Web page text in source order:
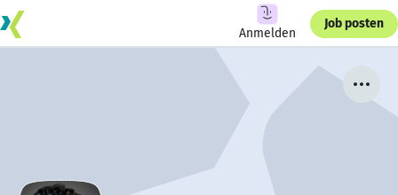
Anmelden
Job posten